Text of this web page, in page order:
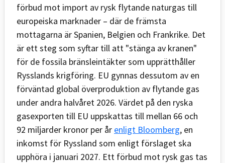
förbud mot import av rysk flytande naturgas till
europeiska marknader – där de främsta
mottagarna är Spanien, Belgien och Frankrike. Det
är ett steg som syftar till att "stänga av kranen"
för de fossila bränsleintäkter som upprätthåller
Rysslands krigföring. EU gynnas dessutom av en
förväntad global överproduktion av flytande gas
under andra halvåret 2026. Värdet på den ryska
gasexporten till EU uppskattas till mellan 66 och
92 miljarder kronor per år enligt Bloomberg, en
inkomst för Ryssland som enligt förslaget ska
upphöra i januari 2027. Ett förbud mot rysk gas tas